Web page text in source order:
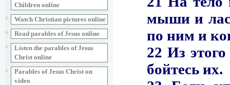
Children online
Watch Christian pictures online
Read parables of Jesus online
Listen the parables of Jesus
Christ online
Parables of Jesus Christ on
video